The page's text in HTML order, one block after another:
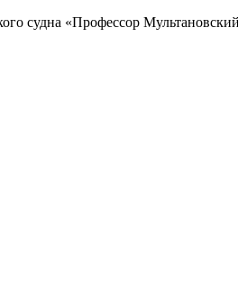
судна «Профессор